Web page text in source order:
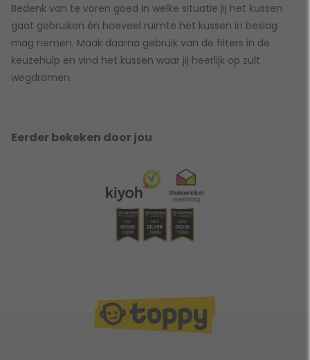
Bedenk van te voren goed in welke situatie jij het kussen
gaat gebruiken én hoeveel ruimte het kussen in beslag
mag nemen. Maak daarna gebruik van de filters in de
keuzehulp en vind het kussen waar jij heerlijk op zult
wegdromen.
Eerder bekeken door jou